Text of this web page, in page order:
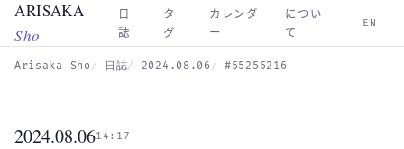
Skip to main content
ARISAKA
Sho
日
誌
タ
グ
カレンダ
ー
につい
て
EN
Arisaka Sho 日誌 2024.08.06 #55255216
2024.08.0614:17